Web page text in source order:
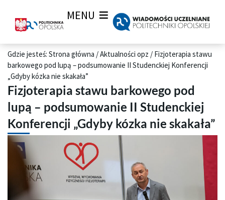
MENU
Gdzie jesteś: Strona główna /Aktualności opz / Fizjoterapia stawu
barkowego pod lupą – podsumowanie II Studenckiej Konferencji
„Gdyby kózka nie skakała”
Fizjoterapia stawu barkowego pod
lupą – podsumowanie II Studenckiej
Konferencji „Gdyby kózka nie skakała”